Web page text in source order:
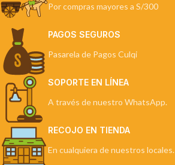
Por compras mayores a S/300
PAGOS SEGUROS
Pasarela de Pagos Culqi
SOPORTE EN LÍNEA
A través de nuestro WhatsApp.
RECOJO EN TIENDA
En cualquiera de nuestros locales.